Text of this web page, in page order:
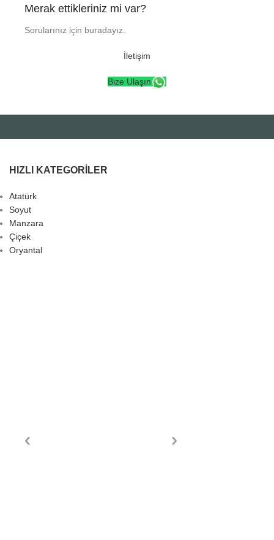
Merak ettikleriniz mi var?
Sorularınız için buradayız.
İletişim
Bize Ulaşın
HIZLI KATEGORILER
Atatürk
Soyut
Manzara
Çiçek
Oryantal